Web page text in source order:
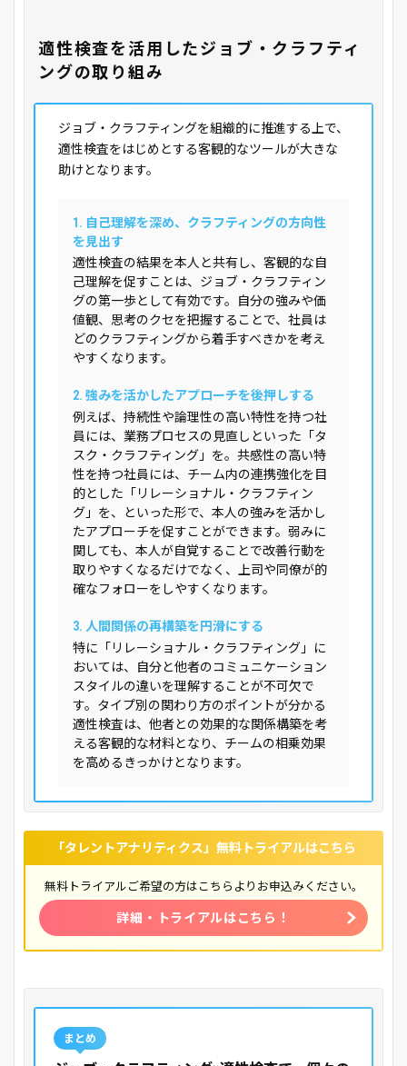
適性検査を活用したジョブ・クラフティ
ングの取り組み
ジョブ・クラフティングを組織的に推進する上で、
適性検査をはじめとする客観的なツールが大きな
助けとなります。
1. 自己理解を深め、クラフティングの方向性
を見出す
適性検査の結果を本人と共有し、客観的な自
己理解を促すことは、ジョブ・クラフティン
グの第一歩として有効です。自分の強みや価
値観、思考のクセを把握することで、社員は
どのクラフティングから着手すべきかを考え
やすくなります。
2. 強みを活かしたアプローチを後押しする
例えば、持続性や論理性の高い特性を持つ社
員には、業務プロセスの見直しといった「タ
スク・クラフティング」を。共感性の高い特
性を持つ社員には、チーム内の連携強化を目
的とした「リレーショナル・クラフティン
グ」を、といった形で、本人の強みを活かし
たアプローチを促すことができます。弱みに
関しても、本人が自覚することで改善行動を
取りやすくなるだけでなく、上司や同僚が的
確なフォローをしやすくなります。
3. 人間関係の再構築を円滑にする
特に「リレーショナル・クラフティング」に
おいては、自分と他者のコミュニケーション
スタイルの違いを理解することが不可欠で
す。タイプ別の関わり方のポイントが分かる
適性検査は、他者との効果的な関係構築を考
える客観的な材料となり、チームの相乗効果
を高めるきっかけとなります。
「タレントアナリティクス」無料トライアルはこちら
無料トライアルご希望の方はこちらよりお申込みください。
詳細・トライアルはこちら！
まとめ